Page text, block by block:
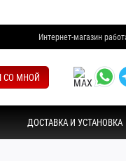
Интернет-магазин
СО МНОЙ
ДОСТАВКА И УСТАНОВКА